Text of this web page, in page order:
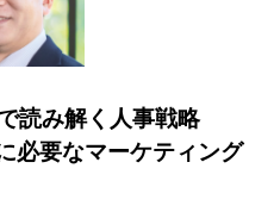
読み解く人事戦略
要なマーケティング